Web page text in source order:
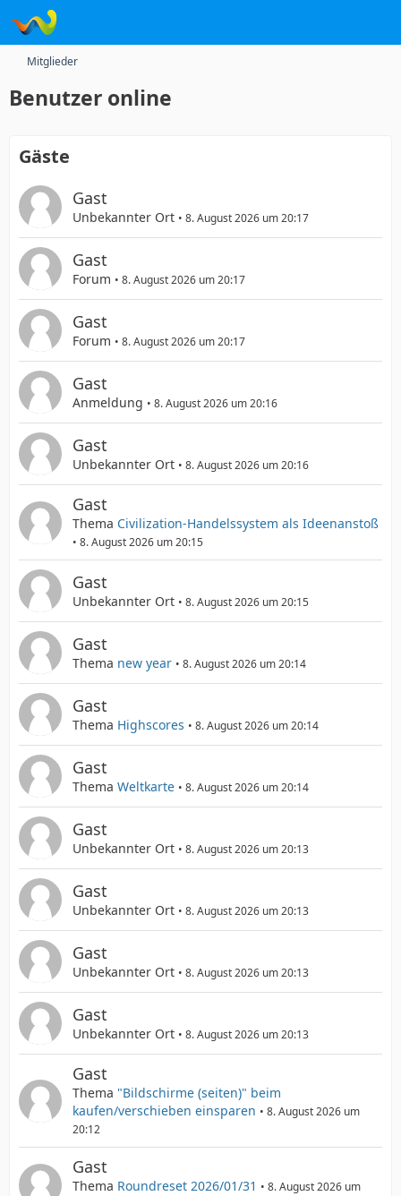
Mitglieder
Benutzer online
Gäste
Gast
Unbekannter Ort 8. August 2026 um 20:17
Gast
Forum 8. August 2026 um 20:17
Gast
Forum 8. August 2026 um 20:17
Gast
Anmeldung 8. August 2026 um 20:16
Gast
Unbekannter Ort 8. August 2026 um 20:16
Gast
Thema Civilization-Handelssystem als Ideenanstoß
8. August 2026 um 20:15
Gast
Unbekannter Ort 8. August 2026 um 20:15
Gast
Thema new year 8. August 2026 um 20:14
Gast
Thema Highscores 8. August 2026 um 20:14
Gast
Thema Weltkarte 8. August 2026 um 20:14
Gast
Unbekannter Ort 8. August 2026 um 20:13
Gast
Unbekannter Ort 8. August 2026 um 20:13
Gast
Unbekannter Ort 8. August 2026 um 20:13
Gast
Unbekannter Ort 8. August 2026 um 20:13
Gast
Thema "Bildschirme (seiten)" beim
kaufen/verschieben einsparen
8. August 2026 um
20:12
Gast
Thema Roundreset 2026/01/31
8. August 2026 um